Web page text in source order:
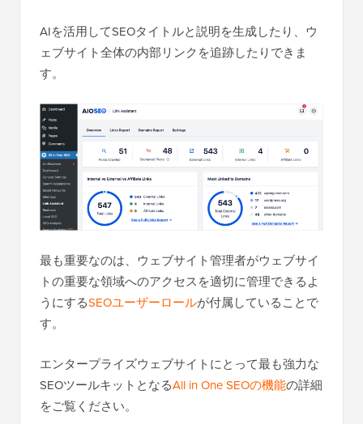
AIを活用してSEOタイトルと説明を生成したり、ウ
ェブサイト全体の内部リンクを追跡したりできま
す。
最も重要なのは、ウェブサイト管理者がウェブサイ
トの重要な領域へのアクセスを適切に管理できるよ
うにするSEOユーザーロールが付属していることで
す。
エンタープライズウェブサイトにとって最も強力な
SEOツールキットとなるAll in One SEOの機能の詳細
をご覧ください。